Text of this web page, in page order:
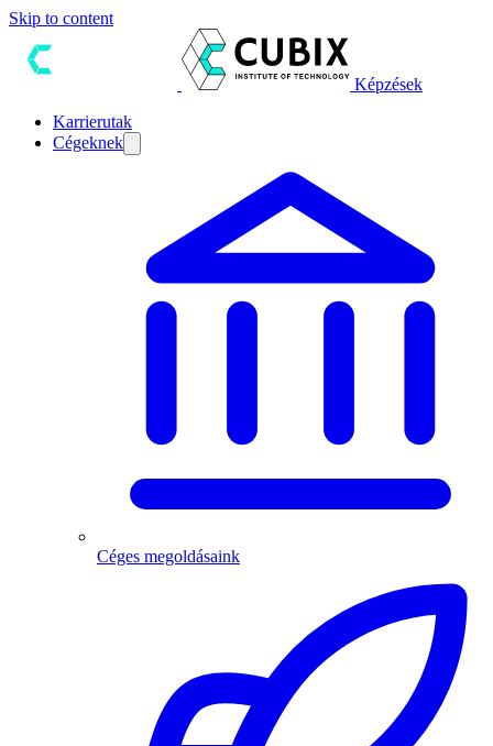
Skip to content
Képzések
Karrierutak
Cégeknek
Céges megoldásaink